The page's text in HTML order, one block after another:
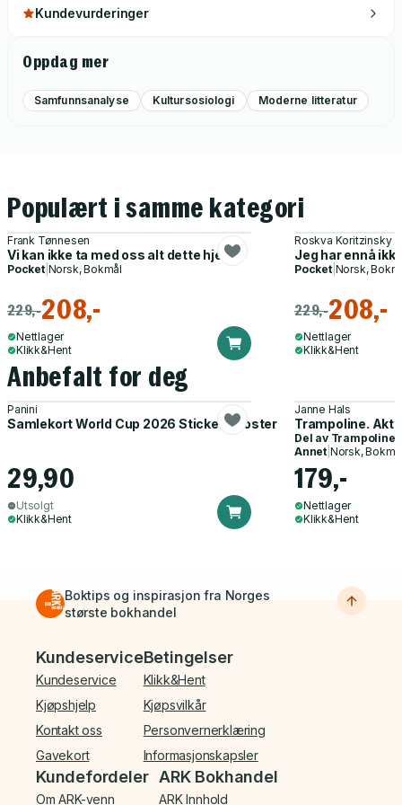
Kundevurderinger
Oppdag mer
Samfunnsanalyse Kultursosiologi Moderne litteratur
Populært i samme kategori
Frank Tønnesen
Vi kan ikke ta med oss alt dette hjem
Pocket| Norsk, Bokmål
229,-208,-
Nettlager
Klikk&Hent
Roskva Koritzinsky
Jeg har ennå
Pocket| Norsk,
229,-208,-
Nettlager
Klikk&Hent
Anbefalt for deg
Panini
Samlekort World Cup 2026 Sticker Booster
29,90
Utsolgt
Klikk&Hent
Janne Hals
Trampoline.
Del av Trampoline
Annet| Norsk,
179,-
Nettlager
Klikk&Hent
Boktips og inspirasjon fra Norges
største bokhandel
Bunnmeny
Kundeservice
Kundeservice
Kjøpshjelp
Kontakt oss
Gavekort
Betingelser
Klikk&Hent
Kjøpsvilkår
Personvernerklæring
Informasjonskapsler
Kundefordeler
Om ARK-venn
ARK Bokhandel
ARK Innhold